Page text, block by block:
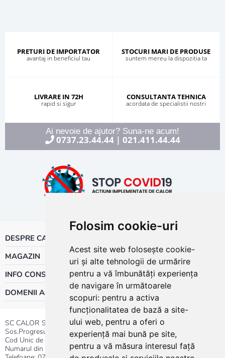
Folosim cookie-uri
Acest site web folosește cookie-
uri și alte tehnologii de urmărire
pentru a vă îmbunătăți experiența
de navigare în următoarele
scopuri: pentru a activa
funcționalitatea de bază a site-
ului web, pentru a oferi o
experiență mai bună pe site,
pentru a vă măsura interesul față
PRETURI DE IMPORTATOR
avantaj in beneficiul tau
STOCURI MARI DE PRODUSE
suntem mereu la dispozitia ta
LIVRARE IN 72H
rapid si sigur
CONSULTANTA TEHNICA
acordata de specialistii nostri
Ai nevoie de ajutor? Suna-ne acum!
0737.23.44.44| 021.411.44.44
DESPRE CALOR
MAGAZIN
INFO CONSUMATOR
DOMENII ACTIVITATE
SC CALOR SRL
Sos.Progresului nr.30-40, Sector 5, Bucuresti
Cod Unic de Inregistrare: RO 3004724
Numarul din Registrul Comertului:J40/13176/1991